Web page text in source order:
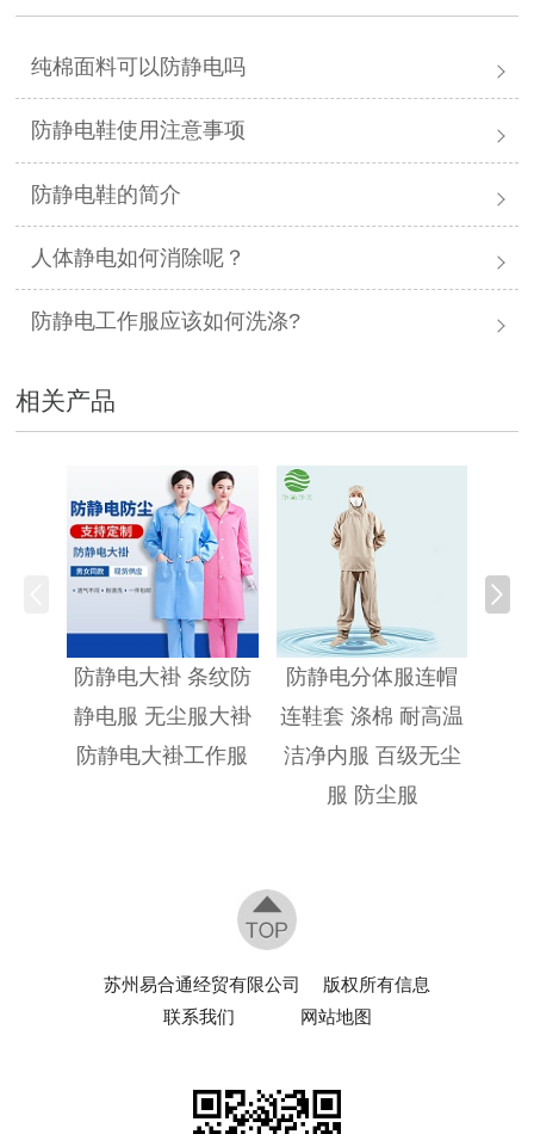
纯棉面料可以防静电吗
防静电鞋使用注意事项
防静电鞋的简介
人体静电如何消除呢？
防静电工作服应该如何洗涤?
相关产品
防静电大褂 条纹防
静电服 无尘服大褂
防静电大褂工作服
防静电分体服连帽
连鞋套 涤棉 耐高温
洁净内服 百级无尘
服 防尘服
防
苏州易合通经贸有限公司
版权所有信息
联系我们
网站地图